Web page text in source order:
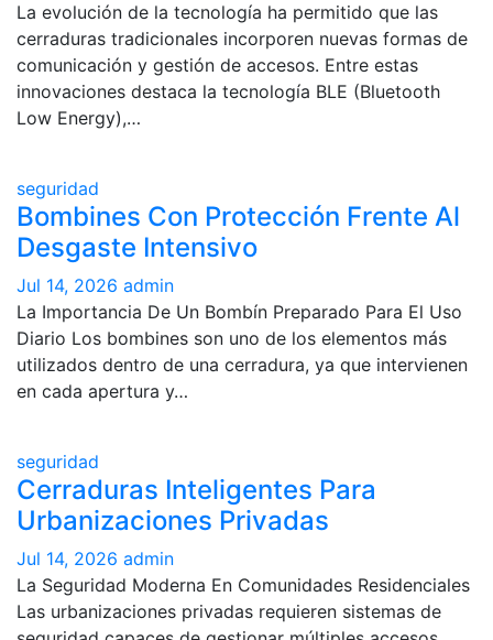
La evolución de la tecnología ha permitido que las
cerraduras tradicionales incorporen nuevas formas de
comunicación y gestión de accesos. Entre estas
innovaciones destaca la tecnología BLE (Bluetooth
Low Energy),…
seguridad
Bombines Con Protección Frente Al
Desgaste Intensivo
Jul 14, 2026 admin
La Importancia De Un Bombín Preparado Para El Uso
Diario Los bombines son uno de los elementos más
utilizados dentro de una cerradura, ya que intervienen
en cada apertura y…
seguridad
Cerraduras Inteligentes Para
Urbanizaciones Privadas
Jul 14, 2026 admin
La Seguridad Moderna En Comunidades Residenciales
Las urbanizaciones privadas requieren sistemas de